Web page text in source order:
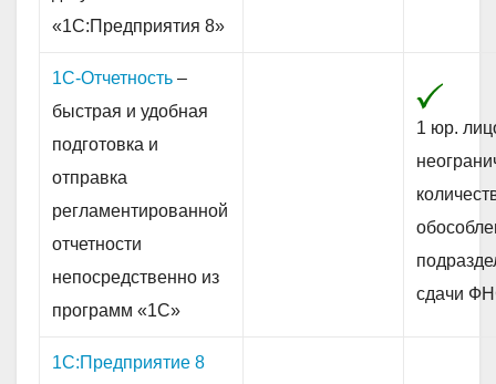
«1С:Предприятия 8»
1С-Отчетность –
быстрая и удобная
подготовка и
отправка
регламентированной
отчетности
непосредственно из
программ «1С»
1 юр.
сдачи
1С:Предприятие 8